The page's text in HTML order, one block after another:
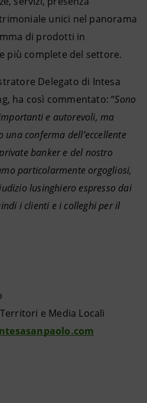
unici nel panorama
di prodotti in
più complete del settore.
Delegato di Intesa
ha così commentato: “Sono
e autorevoli, ma
conferma dell’eccellente
banker e del nostro
particolarmente orgogliosi,
lusinghiero espresso dai
i clienti e i colleghi per il
e Media Locali